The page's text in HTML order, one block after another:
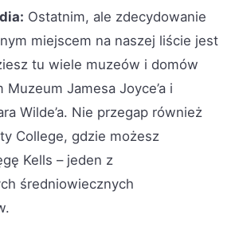
Ostatnim, ale zdecydowanie
miejscem na naszej liście jest
tu wiele muzeów i domów
Muzeum Jamesa Joyce’a i
Wilde’a. Nie przegap również
College, gdzie możesz
Kells – jeden z
średniowiecznych